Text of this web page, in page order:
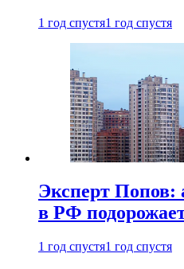
1 год спустя1 год спустя
Эксперт Попов:
в РФ
1 год спустя1 год спустя